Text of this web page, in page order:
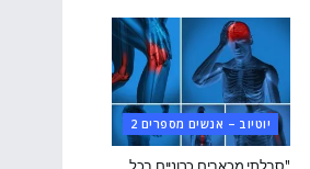
יוטיוב – אנשים מספרים 2